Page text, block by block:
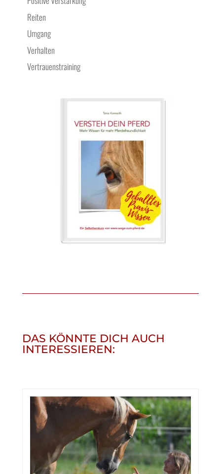
Reiten
Umgang
Verhalten
Vertrauenstraining
DAS KÖNNTE DICH AUCH
INTERESSIEREN: